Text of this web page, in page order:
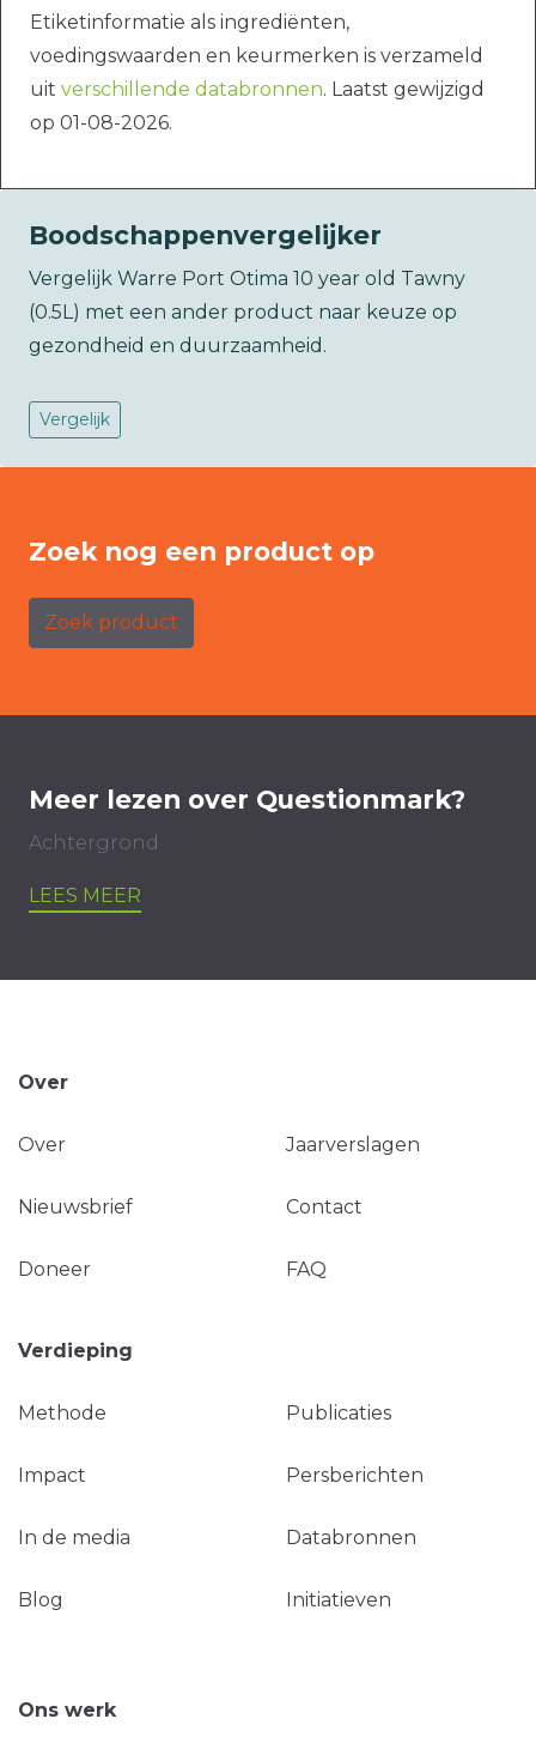
Etiketinformatie als ingrediënten,
voedingswaarden en keurmerken is verzameld
uit verschillende databronnen. Laatst gewijzigd
op 01-08-2026.
Boodschappenvergelijker
Vergelijk Warre Port Otima 10 year old Tawny
(0.5L) met een ander product naar keuze op
gezondheid en duurzaamheid.
Vergelijk
Zoek nog een product op
Zoek product
Meer lezen over Questionmark?
Achtergrond
LEES MEER
Over
Over Jaarverslagen
Nieuwsbrief Contact
Doneer FAQ
Verdieping
Methode Publicaties
Impact Persberichten
In de media Databronnen
Blog Initiatieven
Ons werk